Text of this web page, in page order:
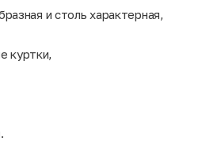
и столь характерная,
куртки,